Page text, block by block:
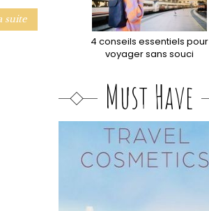
suite
4 conseils essentiels pour
voyager sans souci
Must Have